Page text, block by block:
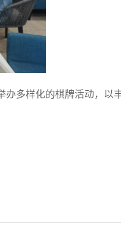
多样化的棋牌活动，以